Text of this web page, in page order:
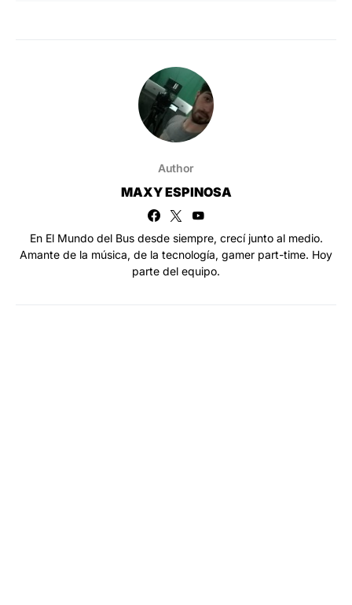
Author
MAXY ESPINOSA
En El Mundo del Bus desde siempre, crecí junto al medio.
Amante de la música, de la tecnología, gamer part-time. Hoy
parte del equipo.